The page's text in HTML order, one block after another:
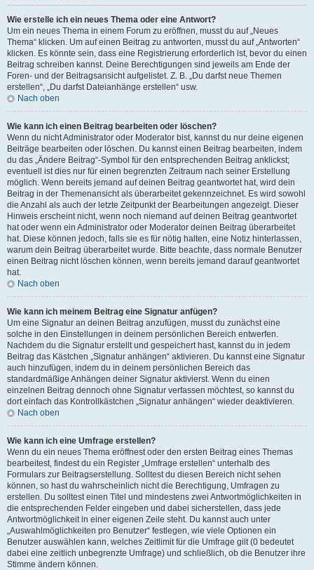
Wie erstelle ich ein neues Thema oder eine Antwort?
Um ein neues Thema in einem Forum zu eröffnen, musst du auf „Neues
Thema“ klicken. Um auf einen Beitrag zu antworten, musst du auf „Antworten“
klicken. Es könnte sein, dass eine Registrierung erforderlich ist, bevor du einen
Beitrag schreiben kannst. Deine Berechtigungen sind jeweils am Ende der
Foren- und der Beitragsansicht aufgelistet. Z. B. „Du darfst neue Themen
erstellen“, „Du darfst Dateianhänge erstellen“ usw.
Nach oben
Wie kann ich einen Beitrag bearbeiten oder löschen?
Wenn du nicht Administrator oder Moderator bist, kannst du nur deine eigenen
Beiträge bearbeiten oder löschen. Du kannst einen Beitrag bearbeiten, indem
du das „Ändere Beitrag“-Symbol für den entsprechenden Beitrag anklickst;
eventuell ist dies nur für einen begrenzten Zeitraum nach seiner Erstellung
möglich. Wenn bereits jemand auf deinen Beitrag geantwortet hat, wird dein
Beitrag in der Themenansicht als überarbeitet gekennzeichnet. Es wird sowohl
die Anzahl als auch der letzte Zeitpunkt der Bearbeitungen angezeigt. Dieser
Hinweis erscheint nicht, wenn noch niemand auf deinen Beitrag geantwortet
hat oder wenn ein Administrator oder Moderator deinen Beitrag überarbeitet
hat. Diese können jedoch, falls sie es für nötig halten, eine Notiz hinterlassen,
warum dein Beitrag überarbeitet wurde. Bitte beachte, dass normale Benutzer
einen Beitrag nicht löschen können, wenn bereits jemand darauf geantwortet
hat.
Nach oben
Wie kann ich meinem Beitrag eine Signatur anfügen?
Um eine Signatur an deinen Beitrag anzufügen, musst du zunächst eine
solche in den Einstellungen in deinem persönlichen Bereich entwerfen.
Nachdem du die Signatur erstellt und gespeichert hast, kannst du in jedem
Beitrag das Kästchen „Signatur anhängen“ aktivieren. Du kannst eine Signatur
auch hinzufügen, indem du in deinem persönlichen Bereich das
standardmäßige Anhängen deiner Signatur aktivierst. Wenn du einen
einzelnen Beitrag dennoch ohne Signatur verfassen möchtest, so kannst du
dort einfach das Kontrollkästchen „Signatur anhängen“ wieder deaktivieren.
Nach oben
Wie kann ich eine Umfrage erstellen?
Wenn du ein neues Thema eröffnest oder den ersten Beitrag eines Themas
bearbeitest, findest du ein Register „Umfrage erstellen“ unterhalb des
Formulars zur Beitragserstellung. Solltest du diesen Bereich nicht sehen
können, so hast du wahrscheinlich nicht die Berechtigung, Umfragen zu
erstellen. Du solltest einen Titel und mindestens zwei Antwortmöglichkeiten in
die entsprechenden Felder eingeben und dabei sicherstellen, dass jede
Antwortmöglichkeit in einer eigenen Zeile steht. Du kannst auch unter
„Auswahlmöglichkeiten pro Benutzer“ festlegen, wie viele Optionen ein
Benutzer auswählen kann, welches Zeitlimit für die Umfrage gilt (0 bedeutet
dabei eine zeitlich unbegrenzte Umfrage) und schließlich, ob die Benutzer ihre
Stimme ändern können.